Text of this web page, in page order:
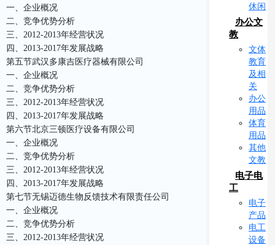
一、企业概况
二、竞争优势分析
三、2012-2013年经营状况
四、2013-2017年发展战略
第五节武汉多康吉医疗器械有限公司
一、企业概况
二、竞争优势分析
三、2012-2013年经营状况
四、2013-2017年发展战略
第六节北京三顿医疗设备有限公司
一、企业概况
二、竞争优势分析
三、2012-2013年经营状况
四、2013-2017年发展战略
第七节无锡迈德生物反馈技术有限责任公司
一、企业概况
二、竞争优势分析
三、2012-2013年经营状况
休闲
办公文
教
文体
教育
及相
关
办公
用品
体育
用品
其他
文教
电子电
工
电子
产品
电工
设备